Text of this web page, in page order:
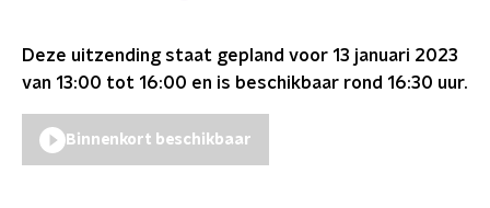
Deze uitzending staat gepland voor 13 januari 2023
van 13:00 tot 16:00 en is beschikbaar rond 16:30 uur.
Binnenkort beschikbaar